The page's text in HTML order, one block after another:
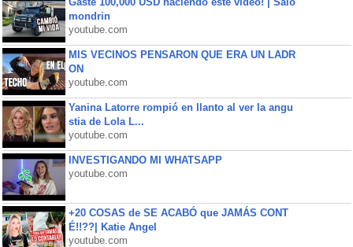
mondrin
youtube.com
MIS VECINOS PENSARON QUE ERA UN LADR
ON
youtube.com
Yanina Latorre rompió en llanto al ver la angu
stia de Lola L...
youtube.com
INVESTIGANDO MI WHATSAPP
youtube.com
+20 COSAS de SE ACABÓ que JAMÁS CONT
É!!??| Katie Angel
youtube.com